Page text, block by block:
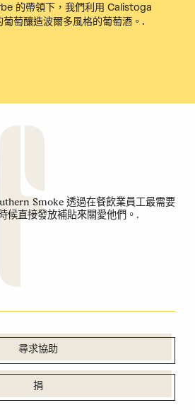
的帶領下，我們利用 Calistoga
萄釀造波爾多風格的葡萄酒。.
Smoke 透過在餐飲業員工最需要
候直接發放補貼來關愛他們。.
尋求協助
捐